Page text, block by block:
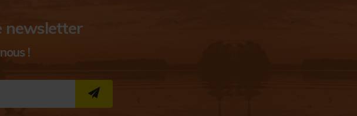
newsletter
!
S''INSCRIRE